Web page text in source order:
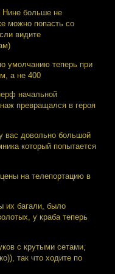
Нине больше не
можно попасть со
видите
умолчанию теперь при
а не 400
начальной
превращался в героя
вас довольно большой
который попытается
на телепортацию в
их багали, было
у краба теперь
с крутыми сетами,
так что ходите по